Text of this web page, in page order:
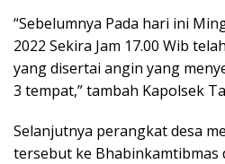
“Sebelumnya Pada hari ini
2022 Sekira Jam 17.00 Wib
yang disertai angin yang
3 tempat,” tambah Kapolsek
Selanjutnya perangkat desa
tersebut ke Bhabinkamtibmas